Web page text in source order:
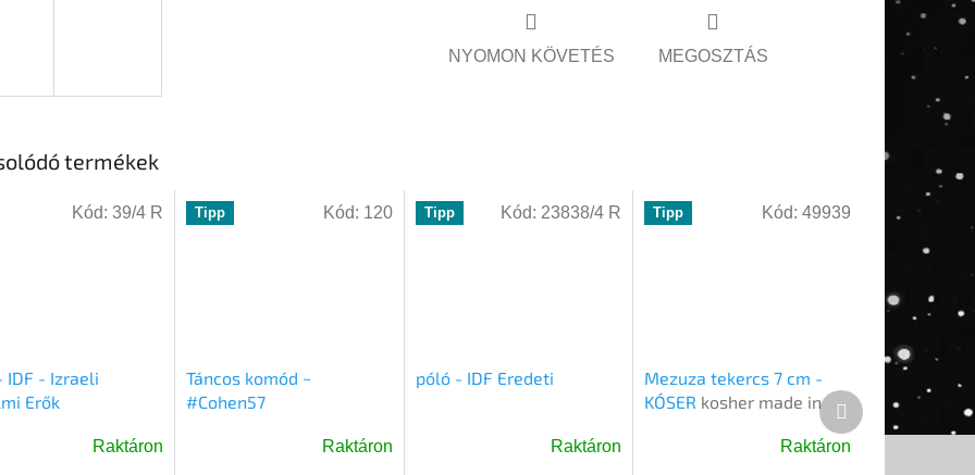
NYOMON KÖVETÉS MEGOSZTÁS
termékek
IDF - Izraeli
Erők
Raktáron
Kód: 39/4 R Tipp
Táncos komód ~
#Cohen57
Raktáron
Kód: 120 Tipp
póló - IDF Eredeti
Raktáron
Kód: 23838/4 R Tipp
Mezuza tekercs 7 cm -
KÓSER kosher made in
Raktáron
Kód: 49939
Következő
termék